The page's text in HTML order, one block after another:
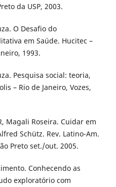
da USP, 2003.
O Desafio do
em Saúde. Hucitec –
1993.
Pesquisa social: teoria,
– Rio de Janeiro, Vozes,
Magali Roseira. Cuidar em
Schütz. Rev. Latino-Am.
Preto set./out. 2005.
Conhecendo as
exploratório com